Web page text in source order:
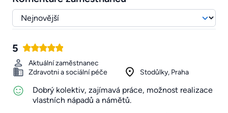
5
Aktuální zaměstnanec
Zdravotni a sociální péče
Stodůlky, Praha
Dobrý kolektiv, zajímavá práce, možnost realizace
vlastních nápadů a námětů.